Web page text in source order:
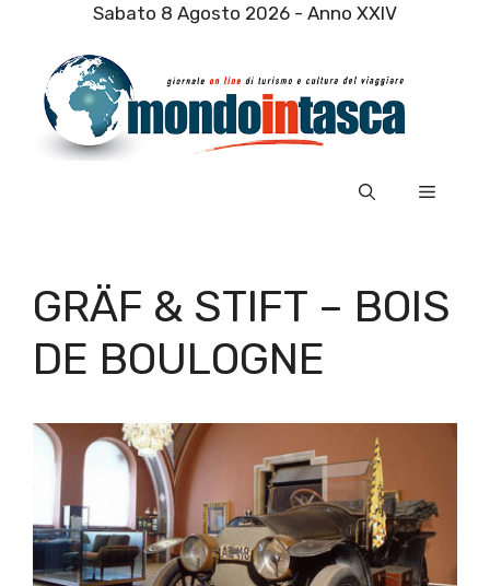
contenuto
Sabato 8 Agosto 2026 - Anno XXIV
Menu
GRÄF & STIFT – BOIS
DE BOULOGNE